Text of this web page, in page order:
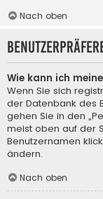
Nach oben
Wie kann ich
Wenn Sie sich
der Datenbank des
gehen Sie in den
meist oben auf der
Benutzernamen
ändern.
Nach oben